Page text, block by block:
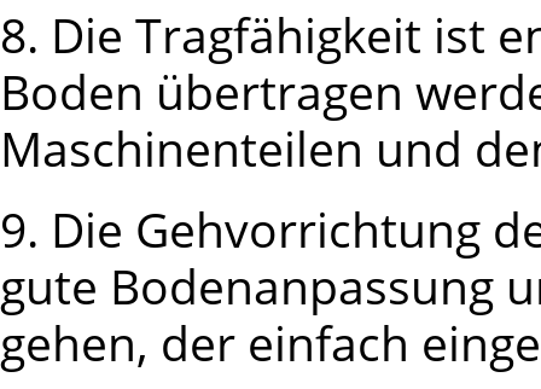
8. Die Tragfähigkeit ist
Boden übertragen
Maschinenteilen und
9. Die Gehvorrichtung
gute Bodenanpassung
gehen, der einfach